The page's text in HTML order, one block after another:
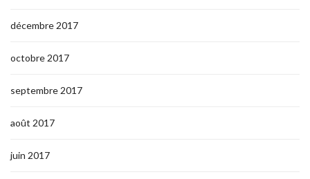
décembre 2017
octobre 2017
septembre 2017
août 2017
juin 2017